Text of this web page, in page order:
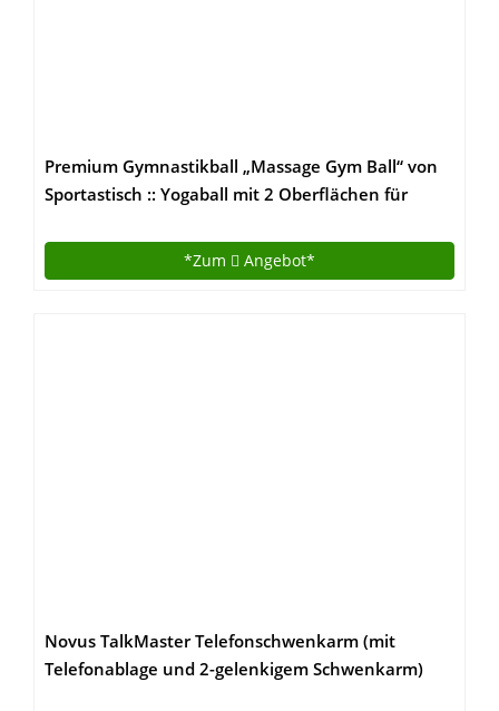
Premium Gymnastikball „Massage Gym Ball“ von
Sportastisch :: Yogaball mit 2 Oberflächen für
Fußpumpe :: Durchmesser 65cm :: mit Noppen für
angenehmen Massageeffekt :: max. Belastung bis
*Zum Angebot*
Novus TalkMaster Telefonschwenkarm (mit
Telefonablage und 2-gelenkigem Schwenkarm)